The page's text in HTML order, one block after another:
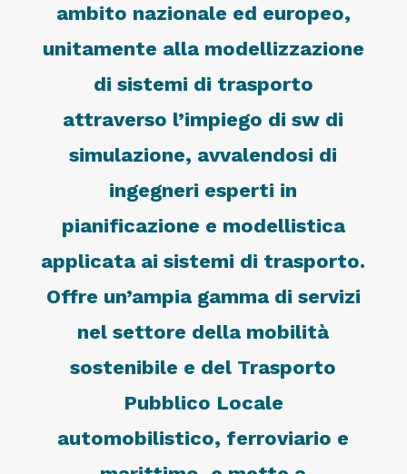
ambito nazionale ed europeo,
unitamente alla modellizzazione
di sistemi di trasporto
attraverso l’impiego di sw di
simulazione, avvalendosi di
ingegneri esperti in
pianificazione e modellistica
applicata ai sistemi di trasporto.
Offre un’ampia gamma di servizi
nel settore della mobilità
sostenibile e del Trasporto
Pubblico Locale
automobilistico, ferroviario e